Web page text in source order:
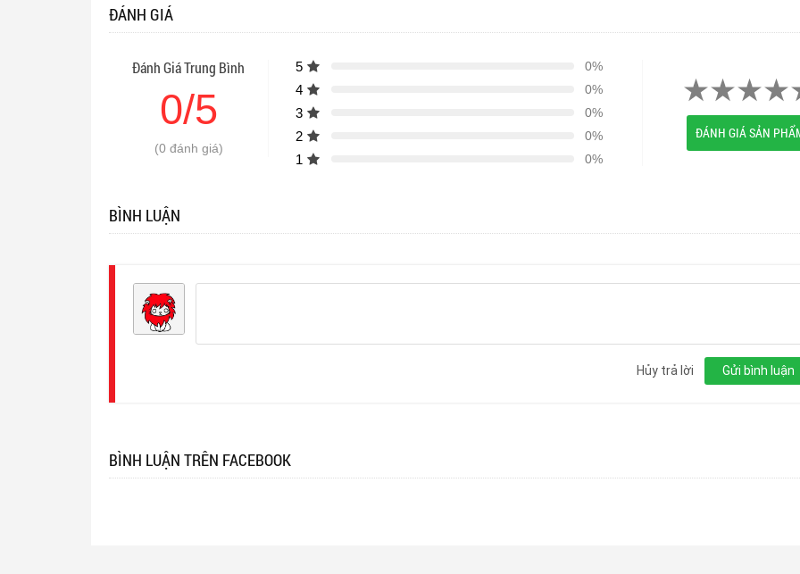
ĐÁNH GIÁ
Đánh Giá Trung Bình
0/5
(0 đánh giá)
5 0%
4 0%
3 0%
2 0%
1 0%
ĐÁNH GIÁ SẢN
BÌNH LUẬN
Gửi bình luận
Hủy trả lời
BÌNH LUẬN TRÊN FACEBOOK